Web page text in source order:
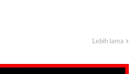
Lebih lama